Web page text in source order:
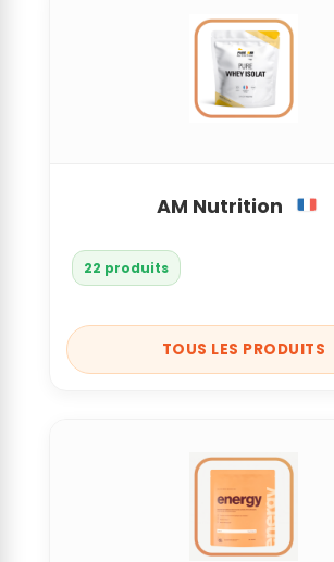
AM Nutrition
22 produits
TOUS LES PRODUITS